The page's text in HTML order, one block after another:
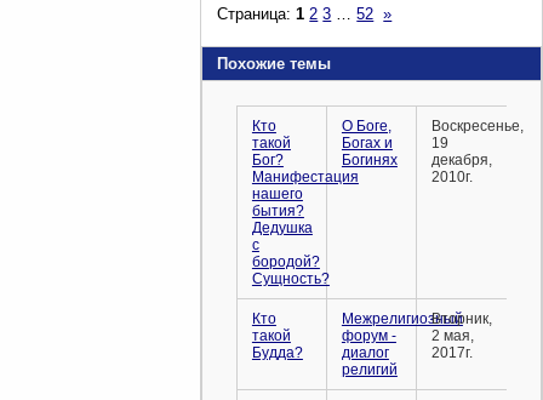
Страница:1 2 3 52 »
Похожие темы
Кто
такой
Бог?
Манифестация
нашего
бытия?
Дедушка
с
бородой?
Сущность?
О Боге,
Богах и
Богинях
Воскресенье,
19
декабря,
2010г.
Кто
такой
Будда?
Межрелигиозный
форум -
диалог
религий
Вторник,
2 мая,
2017г.